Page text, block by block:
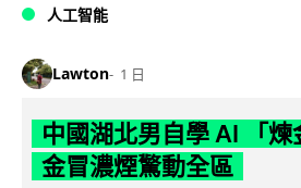
人工智能
Lawton 1 日
中國湖北男自學 AI 「煉
金冒濃煙驚動全區